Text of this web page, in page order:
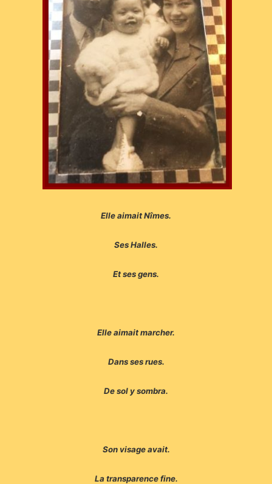
Elle aimait Nîmes.
Ses Halles.
Et ses gens.
Elle aimait marcher.
Dans ses rues.
De sol y sombra.
Son visage avait.
La transparence fine.